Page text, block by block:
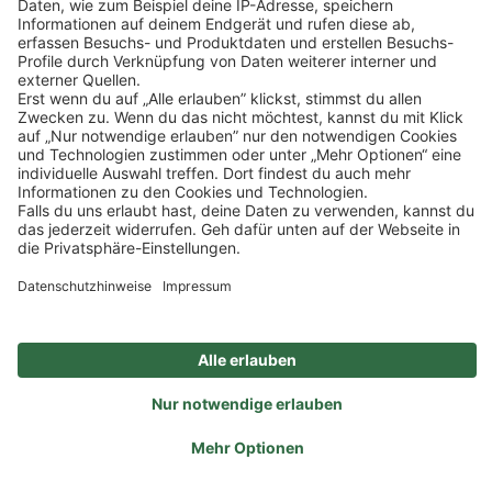
Akzeptieren
Powered by
Impressum Datenschutz
Privatsphäre-Einstellungen
Veranstaltungen
FAQ
Sitemap